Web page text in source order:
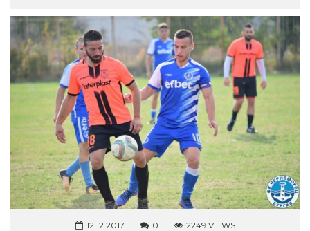
12.12.2017 0 2249 VIEWS